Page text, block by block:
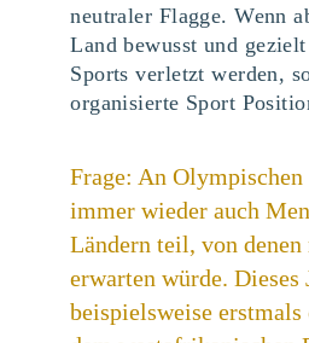
neutraler Flagge. Wenn
Land bewusst und
Sports verletzt werden,
organisierte Sport
Frage: An Olympischen
immer wieder auch
Ländern teil, von denen
erwarten würde. Dieses
beispielsweise